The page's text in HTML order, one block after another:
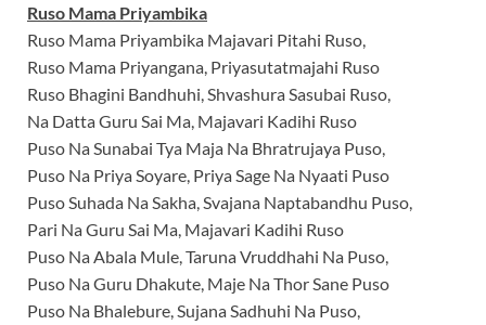
Ruso Mama Priyambika
Ruso Mama Priyambika Majavari Pitahi Ruso,
Ruso Mama Priyangana, Priyasutatmajahi Ruso
Ruso Bhagini Bandhuhi, Shvashura Sasubai Ruso,
Na Datta Guru Sai Ma, Majavari Kadihi Ruso
Puso Na Sunabai Tya Maja Na Bhratrujaya Puso,
Puso Na Priya Soyare, Priya Sage Na Nyaati Puso
Puso Suhada Na Sakha, Svajana Naptabandhu Puso,
Pari Na Guru Sai Ma, Majavari Kadihi Ruso
Puso Na Abala Mule, Taruna Vruddhahi Na Puso,
Puso Na Guru Dhakute, Maje Na Thor Sane Puso
Puso Na Bhalebure, Sujana Sadhuhi Na Puso,